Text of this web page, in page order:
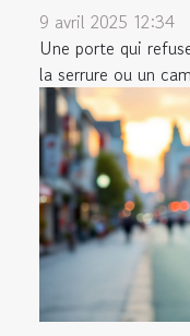
9 avril 2025 12:34
Une porte qui
la serrure ou un